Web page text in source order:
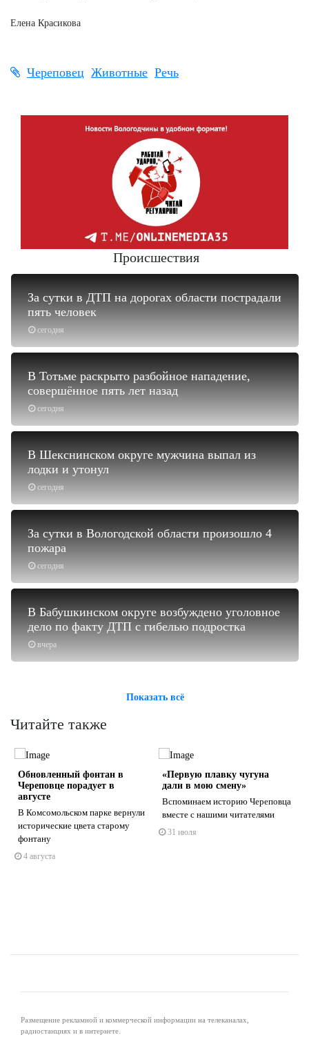
Елена Красикова
Череповец Животные Речь
Происшествия
сегодня
За сутки в ДТП на дорогах области пострадали
пять человек
сегодня
В Тотьме раскрыто разбойное нападение,
совершённое пять лет назад
сегодня
В Шекснинском округе мужчина выпал из
лодки и утонул
сегодня
За сутки в Вологодской области произошло 4
пожара
вчера
В Бабушкинском округе возбуждено уголовное
дело по факту ДТП с гибелью подростка
Показать всё
Читайте также
Обновленный фонтан в
Череповце порадует в
августе
В Комсомольском парке вернули
исторические цвета старому
фонтану
4 августа
«Первую плавку чугуна
дали в мою смену»
Вспоминаем историю Череповца
вместе с нашими читателями
31 июля
Размещение рекламной и коммерческой информации на телеканалах,
радиостанциях и в интернете.